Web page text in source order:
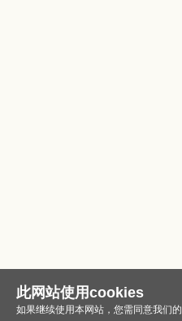
此网站使用cookies
如果继续使用本网站，您需同意我们的